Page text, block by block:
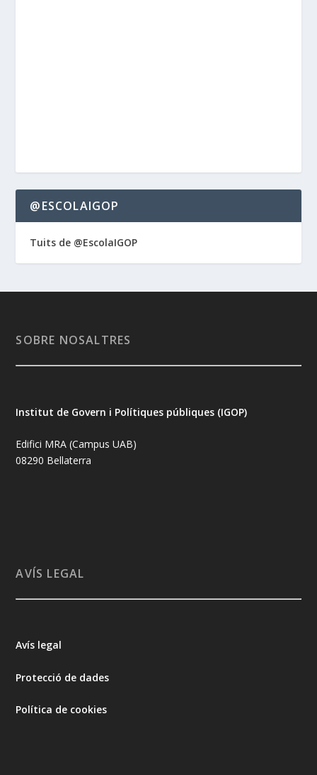
@ESCOLAIGOP
Tuits de @EscolaIGOP
SOBRE NOSALTRES
Institut de Govern i Polítiques públiques (IGOP)
Edifici MRA (Campus UAB)
08290 Bellaterra
AVÍS LEGAL
Avís legal
Protecció de dades
Política de cookies